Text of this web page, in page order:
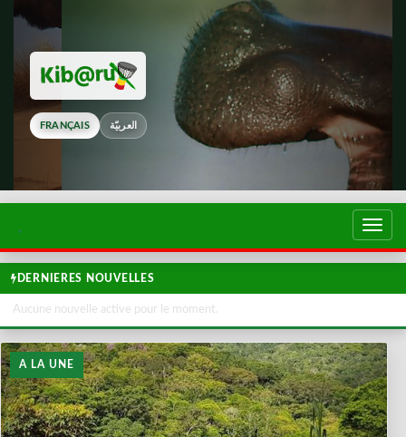
FRANÇAIS العربيّة
DERNIERES NOUVELLES
Aucune nouvelle active pour le moment.
A LA UNE